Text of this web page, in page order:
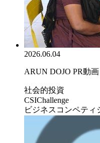
2026.06.04
ARUN DOJO PR動
社会的投資
CSIChallenge
ビジネスコンペティ